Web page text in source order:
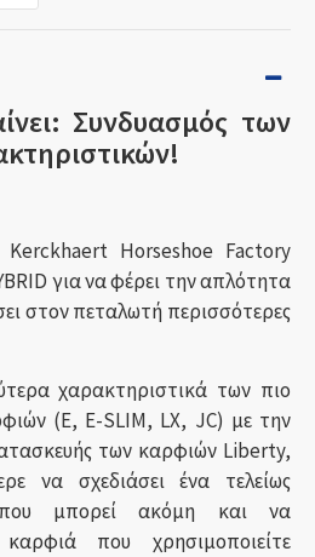
Συνδυασμός των
Horseshoe Factory
για να φέρει την απλότητα
στον πεταλωτή περισσότερες
χαρακτηριστικά των πιο
(E, E-SLIM, LX, JC) με την
των καρφιών Liberty,
να σχεδιάσει ένα τελείως
μπορεί ακόμη και να
που χρησιμοποιείτε